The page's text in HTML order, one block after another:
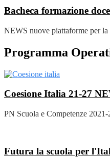
Bacheca formazione
NEWS nuove piattaforme per la
Programma
Coesione Italia 21-27
PN Scuola e Competenze 2021-
Futura la scuola per